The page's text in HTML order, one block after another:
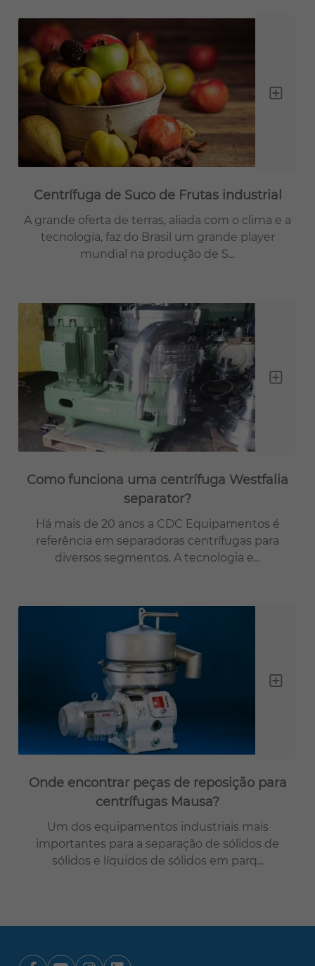
Centrífuga de Suco de Frutas industrial
A grande oferta de terras, aliada com o clima e a
tecnologia, faz do Brasil um grande player
mundial na produção de S...
Como funciona uma centrífuga Westfalia
separator?
Há mais de 20 anos a CDC Equipamentos é
referência em separadoras centrífugas para
diversos segmentos. A tecnologia e...
Onde encontrar peças de reposição para
centrífugas Mausa?
Um dos equipamentos industriais mais
importantes para a separação de sólidos de
sólidos e líquidos de sólidos em parq...